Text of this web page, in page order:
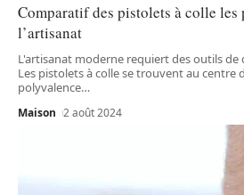
Comparatif des pistolets à colle
l’artisanat
L'artisanat moderne requiert des outils de
Les pistolets à colle se trouvent au centre
polyvalence…
Maison 2 août 2024